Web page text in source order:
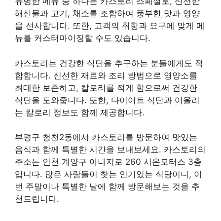
해산물과 고기, 채소를 조합하여 풍부한 맛과 영양
을 선사합니다. 또한, 고객의 취향과 요구에 맞게 메
뉴를 커스터마이징할 수도 있습니다.
카스토리는 건강한 식단을 추구하는 분들에게도 적
합합니다. 신선한 재료와 조리 방법으로 영양소를
최대한 보존하고, 칼로리를 적게 함으로써 건강한
식단을 도와줍니다. 또한, 다이어트 식단과 어울리
는 칼로리 정보도 함께 제공합니다.
부평구 청천2동에서 카스토리를 방문하여 맛있는
음식과 함께 특별한 시간을 보내보세요. 카스토리의
주소는 인천 계양구 아나지로 260 시온모터스 3층
입니다. 많은 사람들이 찾는 인기있는 식당이니, 이
번 주말이나 특별한 날에 함께 방문해보는 것을 추
천드립니다.